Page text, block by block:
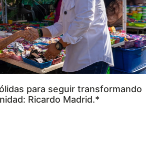
para seguir transformando
Ricardo Madrid.*